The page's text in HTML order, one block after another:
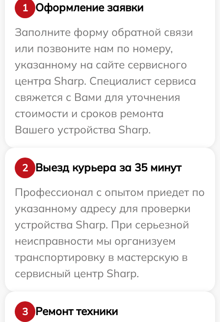
1
Оформление заявки
Заполните форму обратной связи
или позвоните нам по номеру,
указанному на сайте сервисного
центра Sharp. Специалист сервиса
свяжется с Вами для уточнения
стоимости и сроков ремонта
Вашего устройства Sharp.
2
Выезд курьера за 35 минут
Профессионал с опытом приедет по
указанному адресу для проверки
устройства Sharp. При серьезной
неисправности мы организуем
транспортировку в мастерскую в
сервисный центр Sharp.
3 Ремонт техники